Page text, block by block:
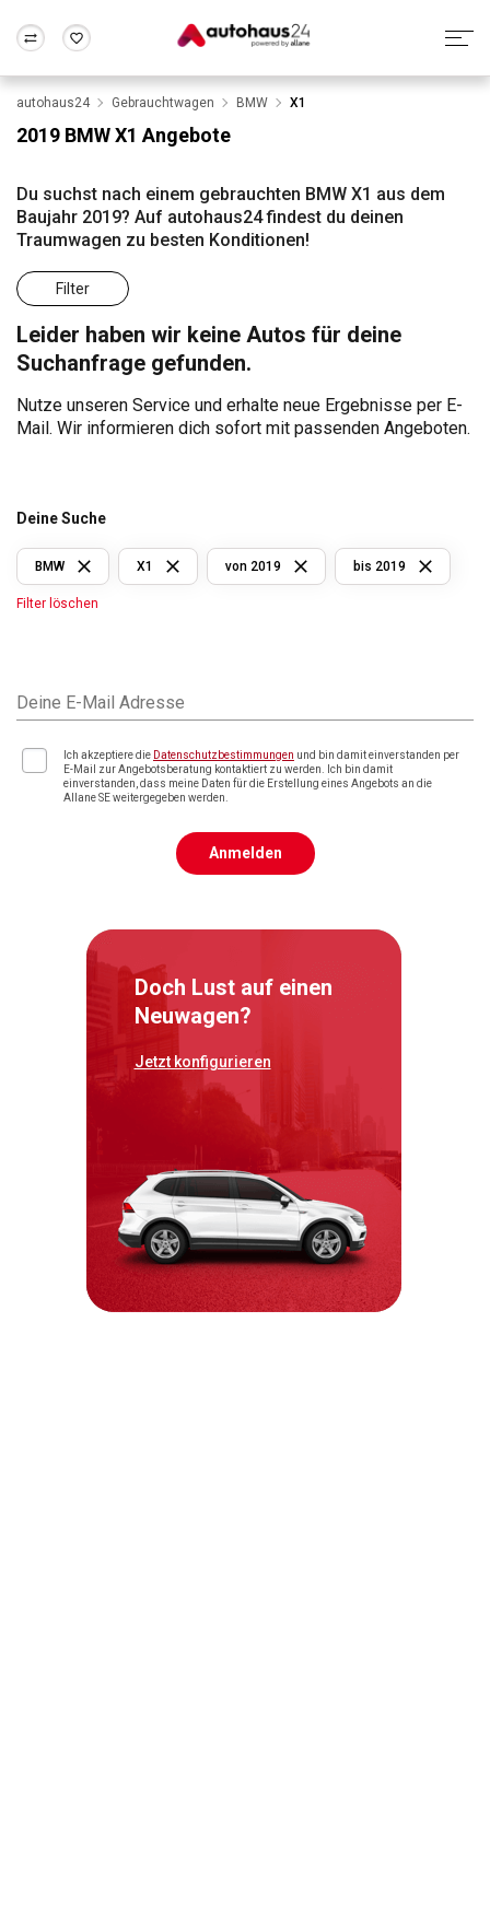
Wir bewerten dein Auto
Alle Fragen & Antworten
Rund um die Inzahlungnahme
Frankfurt Wuppertal
autohaus24 Gebrauchtwagen BMW X1
2019 BMW X1 Angebote
Du suchst nach einem gebrauchten BMW X1 aus dem
Baujahr 2019? Auf autohaus24 findest du deinen
Traumwagen zu besten Konditionen!
Filter
Leider haben wir keine Autos für deine
Suchanfrage gefunden.
Nutze unseren Service und erhalte neue Ergebnisse per E-
Mail. Wir informieren dich sofort mit passenden Angeboten.
Deine Suche
BMW X1 von 2019 bis 2019
Filter löschen
Deine E-Mail Adresse
Ich akzeptiere die Datenschutzbestimmungen und bin damit einverstanden per
E-Mail zur Angebotsberatung kontaktiert zu werden. Ich bin damit
einverstanden, dass meine Daten für die Erstellung eines Angebots an die
Allane SE weitergegeben werden.
Anmelden
Doch Lust auf einen
Neuwagen?
Jetzt konfigurieren